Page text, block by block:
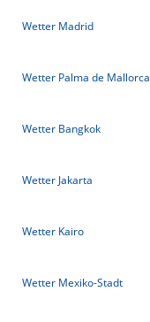
Wetter Madrid
Wetter Palma de Mallorca
Wetter Bangkok
Wetter Jakarta
Wetter Kairo
Wetter Mexiko-Stadt